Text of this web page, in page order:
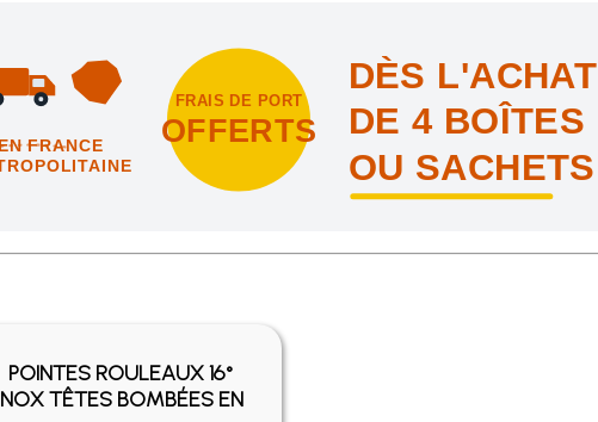
EN FRANCE
FRAIS DE PORT
OFFERTS
DÈS L'ACHAT
DE 4 BOÎTES
OU SACHETS
offrons les frais de port en France métropolitaine !
POINTES ROULEAUX 16°
TÊTES BOMBÉES EN